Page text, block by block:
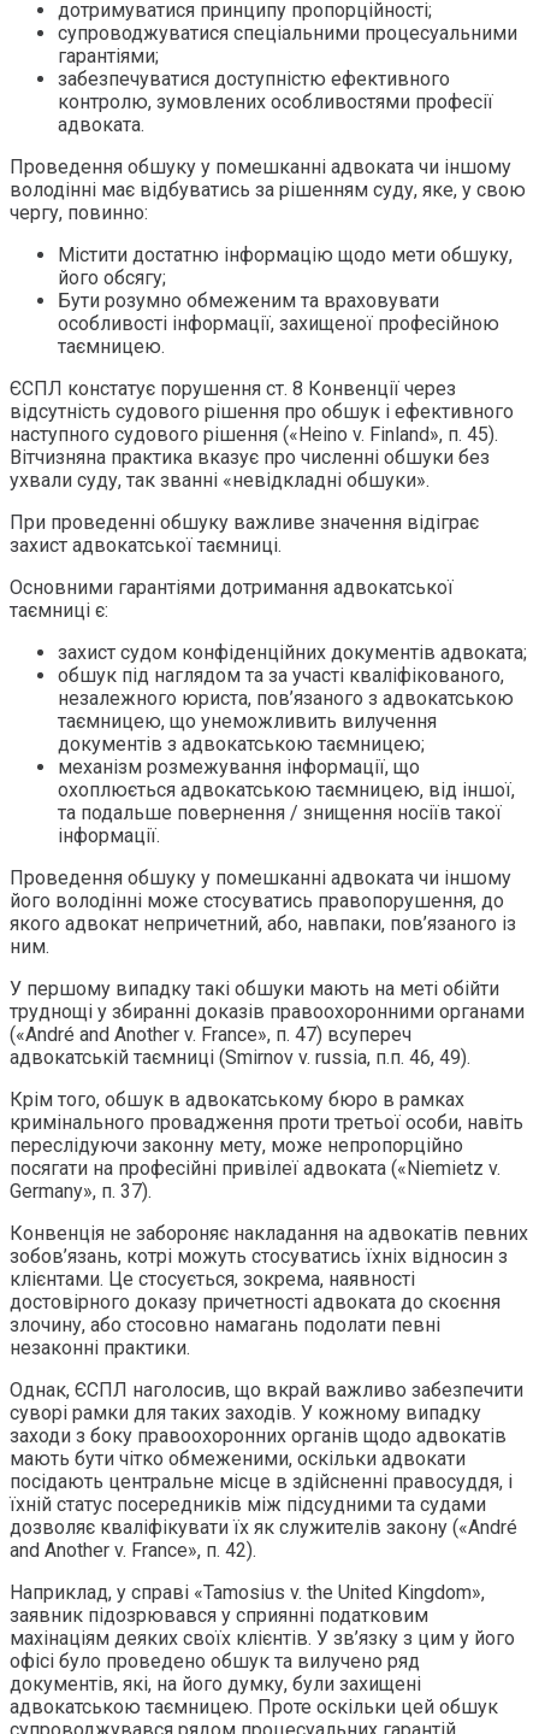
дотримуватися принципу пропорційності;
супроводжуватися спеціальними процесуальними
гарантіями;
забезпечуватися доступністю ефективного
контролю, зумовлених особливостями професії
адвоката.
Проведення обшуку у помешканні адвоката чи іншому
володінні має відбуватись за рішенням суду, яке, у свою
чергу, повинно:
Містити достатню інформацію щодо мети обшуку,
його обсягу;
Бути розумно обмеженим та враховувати
особливості інформації, захищеної професійною
таємницею.
ЄСПЛ констатує порушення ст. 8 Конвенції через
відсутність судового рішення про обшук і ефективного
наступного судового рішення («Heino v. Finland», п. 45).
Вітчизняна практика вказує про численні обшуки без
ухвали суду, так званні «невідкладні обшуки».
При проведенні обшуку важливе значення відіграє
захист адвокатської таємниці.
Основними гарантіями дотримання адвокатської
таємниці є:
захист судом конфіденційних документів адвоката;
обшук під наглядом та за участі кваліфікованого,
незалежного юриста, пов’язаного з адвокатською
таємницею, що унеможливить вилучення
документів з адвокатською таємницею;
механізм розмежування інформації, що
охоплюється адвокатською таємницею, від іншої,
та подальше повернення / знищення носіїв такої
інформації.
Проведення обшуку у помешканні адвоката чи іншому
його володінні може стосуватись правопорушення, до
якого адвокат непричетний, або, навпаки, пов’язаного із
ним.
У першому випадку такі обшуки мають на меті обійти
труднощі у збиранні доказів правоохоронними органами
(«André and Another v. France», п. 47) всупереч
адвокатській таємниці (Smirnov v. russia, п.п. 46, 49).
Крім того, обшук в адвокатському бюро в рамках
кримінального провадження проти третьої особи, навіть
переслідуючи законну мету, може непропорційно
посягати на професійні привілеї адвоката («Niemietz v.
Germany», п. 37).
Конвенція не забороняє накладання на адвокатів певних
зобов’язань, котрі можуть стосуватись їхніх відносин з
клієнтами. Це стосується, зокрема, наявності
достовірного доказу причетності адвоката до скоєння
злочину, або стосовно намагань подолати певні
незаконні практики.
Однак, ЄСПЛ наголосив, що вкрай важливо забезпечити
суворі рамки для таких заходів. У кожному випадку
заходи з боку правоохоронних органів щодо адвокатів
мають бути чітко обмеженими, оскільки адвокати
посідають центральне місце в здійсненні правосуддя, і
їхній статус посередників між підсудними та судами
дозволяє кваліфікувати їх як служителів закону («André
and Another v. France», п. 42).
Наприклад, у справі «Tamosius v. the United Kingdom»,
заявник підозрювався у сприянні податковим
махінаціям деяких своїх клієнтів. У зв’язку з цим у його
офісі було проведено обшук та вилучено ряд
документів, які, на його думку, були захищені
адвокатською таємницею. Проте оскільки цей обшук